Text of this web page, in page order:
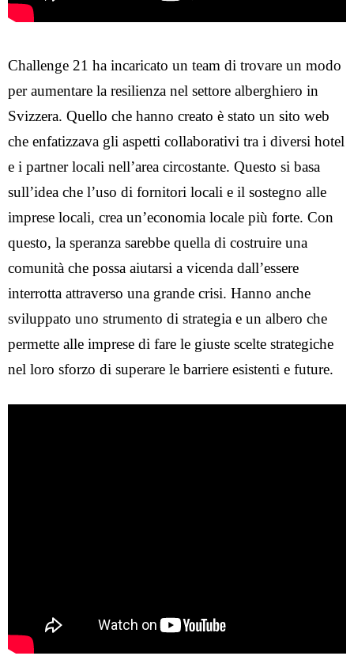
Challenge 21 ha incaricato un team di trovare un modo
per aumentare la resilienza nel settore alberghiero in
Svizzera. Quello che hanno creato è stato un sito web
che enfatizzava gli aspetti collaborativi tra i diversi hotel
e i partner locali nell’area circostante. Questo si basa
sull’idea che l’uso di fornitori locali e il sostegno alle
imprese locali, crea un’economia locale più forte. Con
questo, la speranza sarebbe quella di costruire una
comunità che possa aiutarsi a vicenda dall’essere
interrotta attraverso una grande crisi. Hanno anche
sviluppato uno strumento di strategia e un albero che
permette alle imprese di fare le giuste scelte strategiche
nel loro sforzo di superare le barriere esistenti e future.